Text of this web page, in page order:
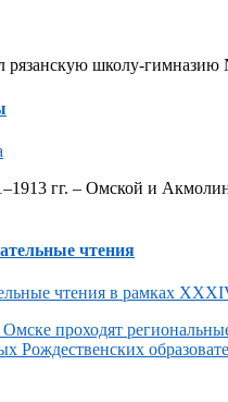
рязанскую школу-
гг. – Омской и
чтения
проходят